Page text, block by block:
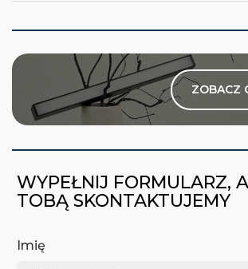
ZOBACZ
WYPEŁNIJ FORMULARZ,
TOBĄ SKONTAKTUJEMY
Imię